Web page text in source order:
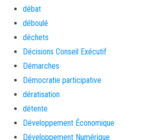
débat
déboulé
déchets
Décisions Conseil Exécutif
Démarches
Démocratie participative
dératisation
détente
Développement Économique
Développement Numérique